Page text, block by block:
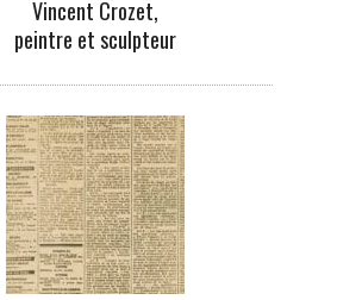
Vincent Crozet,
peintre et sculpteur